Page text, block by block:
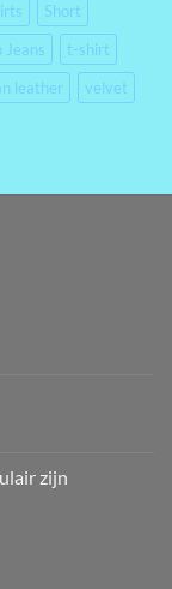
Short
Jeans
t-shirt
leather
velvet
zijn